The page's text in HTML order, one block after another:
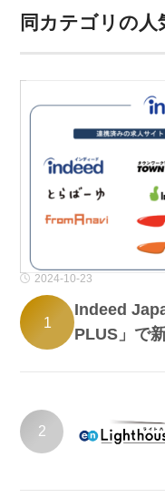
同カテゴリの人
2024-10-23
1
Indeed
PLUS」で
2